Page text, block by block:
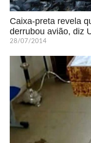
Caixa-preta revela
derrubou avião, diz
28/07/2014